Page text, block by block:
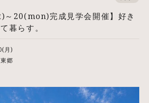
20(mon)完成見学会開催】好き
暮らす。
月)
郷